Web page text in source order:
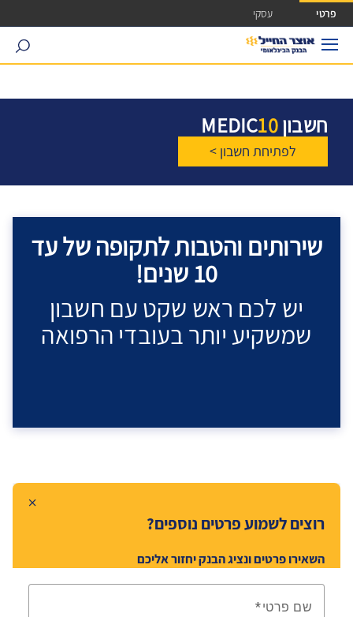
גישה ישירה לכפתור כניסה לחשבונך
פרטי עסקי
search
חשבון10
MEDIC
לפתיחת חשבון >
שירותים והטבות לתקופה של עד
10 שנים!
יש לכם ראש שקט עם חשבון
שמשקיע יותר בעובדי הרפואה